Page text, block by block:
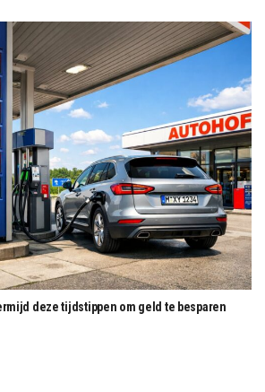
deze tijdstippen om geld te besparen